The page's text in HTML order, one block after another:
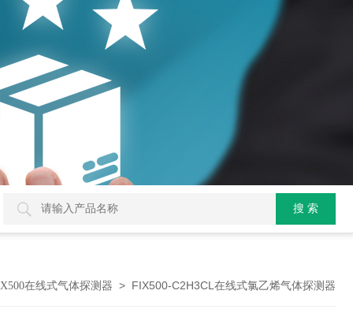
在线式气体探测器 > FIX500-C2H3CL在线式氯乙烯气体探测器